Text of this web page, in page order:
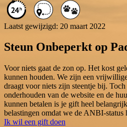
Laatst gewijzigd: 20 maart 2022
Steun Onbeperkt op
Voor niets gaat de zon op. Het kost
kunnen houden. We zijn een
draagt voor niets zijn steentje bij.
onderhouden van de website en de
kunnen betalen is je gift heel
belastingen omdat we de ANBI-status
Ik wil een gift doen